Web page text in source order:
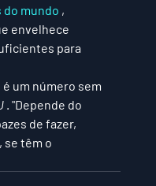
do mundo ,
envelhece
para
um número sem
. "Depende do
de fazer,
se têm o